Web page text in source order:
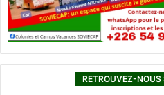
RETROUVEZ-NOUS